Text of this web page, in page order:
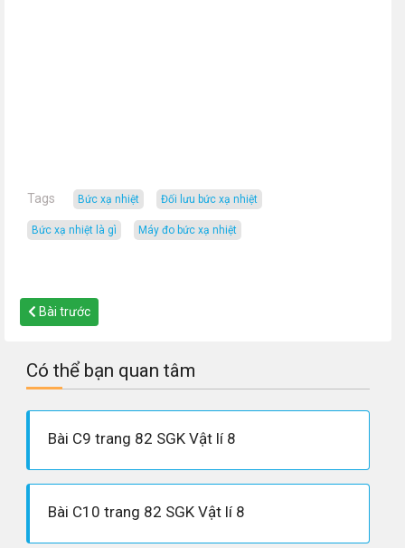
Tags bức xạ nhiệt đối lưu bức xạ nhiệt
bức xạ nhiệt là gì máy đo bức xạ nhiệt
Bài trước
Có thể bạn quan tâm
Bài C9 trang 82 SGK Vật lí 8
Bài C10 trang 82 SGK Vật lí 8